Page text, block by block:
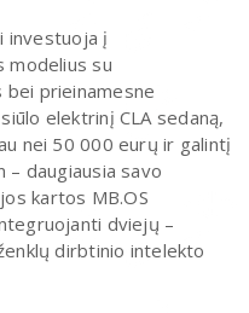
investuoja į
modelius su
bei prieinamesne
elektrinį CLA sedaną,
nei 50 000 eurų ir galintį
– daugiausia savo
kartos MB.OS
dviejų –
dirbtinio intelekto